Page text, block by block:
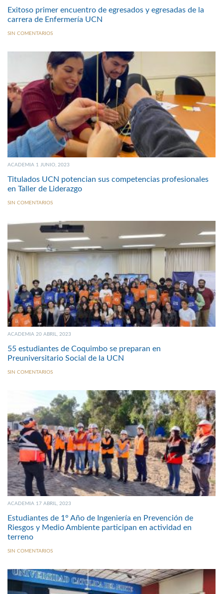
Exitoso primer encuentro de egresados y egresadas de la
carrera de Enfermería UCN
SIN COMENTARIOS
ACADEMIA 1 JUNIO, 2023
Titulados UCN potencian sus competencias profesionales
en Taller de Liderazgo
SIN COMENTARIOS
ACADEMIA 20 ABRIL, 2023
55 estudiantes de Coquimbo se preparan en
Preuniversitario Social de la UCN
SIN COMENTARIOS
ACADEMIA 17 ABRIL, 2023
Estudiantes de 1° Año de Ingeniería en Prevención de
Riesgos y Medio Ambiente participan en actividad en
terreno
SIN COMENTARIOS